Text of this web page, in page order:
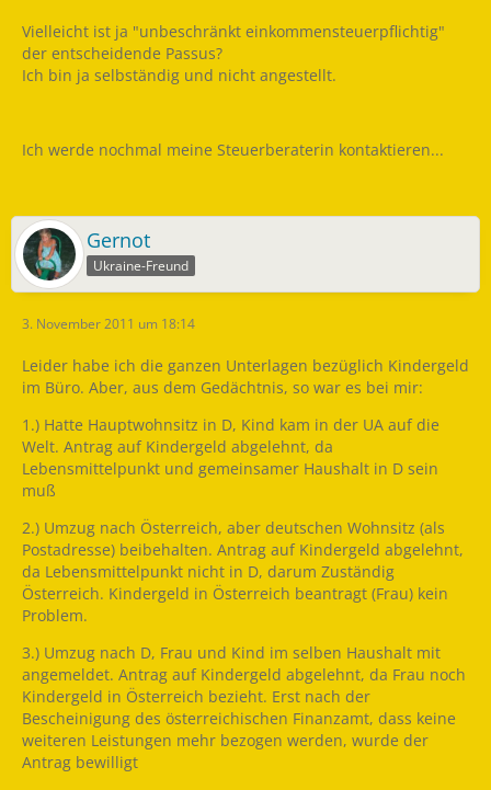
Vielleicht ist ja "unbeschränkt einkommensteuerpflichtig"
der entscheidende Passus?
Ich bin ja selbständig und nicht angestellt.
Ich werde nochmal meine Steuerberaterin kontaktieren...
Gernot
Ukraine-Freund
3. November 2011 um 18:14
Leider habe ich die ganzen Unterlagen bezüglich Kindergeld
im Büro. Aber, aus dem Gedächtnis, so war es bei mir:
1.) Hatte Hauptwohnsitz in D, Kind kam in der UA auf die
Welt. Antrag auf Kindergeld abgelehnt, da
Lebensmittelpunkt und gemeinsamer Haushalt in D sein
muß
2.) Umzug nach Österreich, aber deutschen Wohnsitz (als
Postadresse) beibehalten. Antrag auf Kindergeld abgelehnt,
da Lebensmittelpunkt nicht in D, darum Zuständig
Österreich. Kindergeld in Österreich beantragt (Frau) kein
Problem.
3.) Umzug nach D, Frau und Kind im selben Haushalt mit
angemeldet. Antrag auf Kindergeld abgelehnt, da Frau noch
Kindergeld in Österreich bezieht. Erst nach der
Bescheinigung des österreichischen Finanzamt, dass keine
weiteren Leistungen mehr bezogen werden, wurde der
Antrag bewilligt